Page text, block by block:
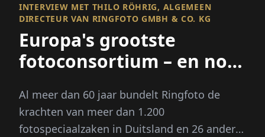
INTERVIEW MET THILO RÖHRIG, ALGEMEEN
DIRECTEUR VAN RINGFOTO GMBH & CO. KG
Europa's grootste
fotoconsortium – en nog
Al meer dan 60 jaar bundelt Ringfoto de
krachten van meer dan 1.200
fotospeciaalzaken in Duitsland en 26 andere